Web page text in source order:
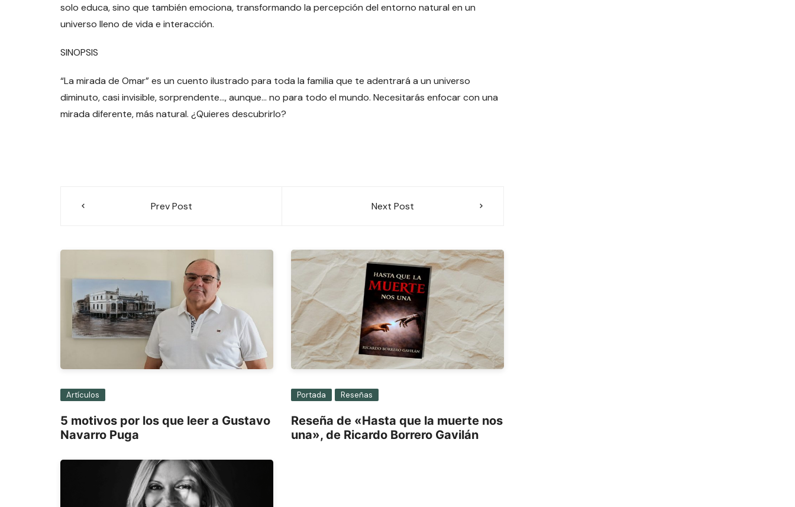
solo educa, sino que también emociona, transformando la percepción del entorno natural en un
universo lleno de vida e interacción.
SINOPSIS
“La mirada de Omar” es un cuento ilustrado para toda la familia que te adentrará a un universo
diminuto, casi invisible, sorprendente…, aunque… no para todo el mundo. Necesitarás enfocar con una
mirada diferente, más natural. ¿Quieres descubrirlo?
Prev Post Next Post
Artículos
5 motivos por los que leer a Gustavo
Navarro Puga
Portada Reseñas
Reseña de «Hasta que la muerte nos
una», de Ricardo Borrero Gavilán